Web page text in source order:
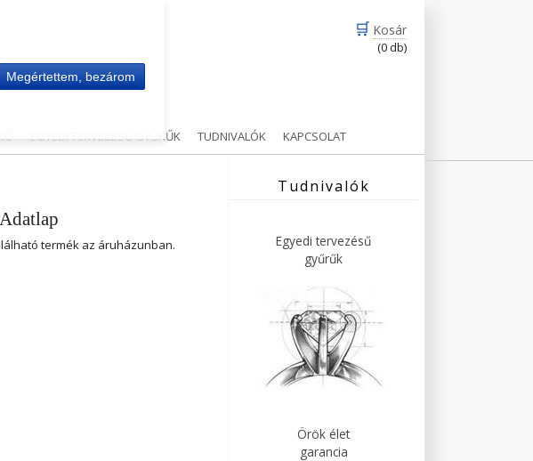
🛒 Kosár
(0 db)
EGYEDI TERVEZÉSŰ GYŰRŰK TUDNIVALÓK KAPCSOLAT
termék az áruházunban.
Tudnivalók
Egyedi tervezésű
gyűrűk
Örök élet
garancia
Megértettem, bezárom